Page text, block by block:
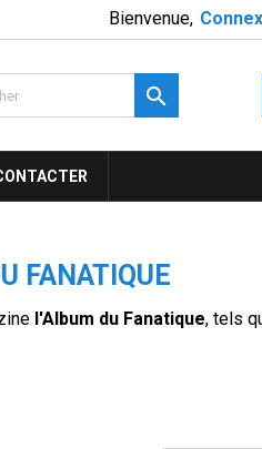
Bienvenue,

FANATIQUE
l'Album du Fanatique, tels